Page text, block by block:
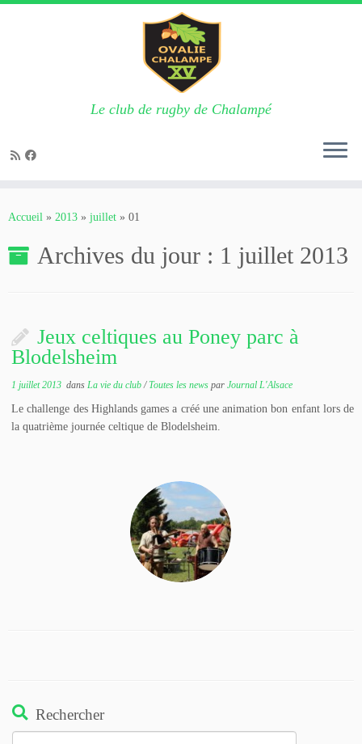
Le club de rugby de Chalampé
Accueil » 2013 » juillet » 01
Archives du jour : 1 juillet 2013
Jeux celtiques au Poney parc à
Blodelsheim
1 juillet 2013 dansLa vie du club/Toutes les newsparJournal L'Alsace
Le challenge des Highlands games a créé une animation bon enfant lors de
la quatrième journée celtique de Blodelsheim.
Rechercher